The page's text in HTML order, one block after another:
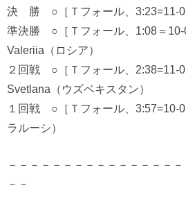
決 勝 ○［Ｔフォール、3:23=11-0
準決勝 ○［Ｔフォール、1:08＝10-
Valeriia（ロシア）
２回戦 ○［Ｔフォール、2:38=11-
Svetlana（ウズベキスタン）
１回戦 ○［Ｔフォール、3:57=10-
ラルーシ）
－－－－－－－－－－－－－－－
－－